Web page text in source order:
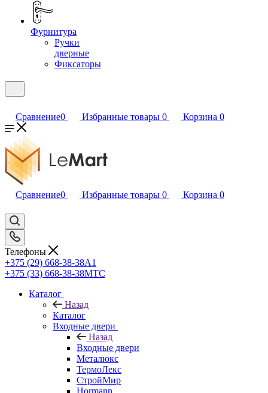
Фурнитура
Ручки
дверные
Фиксаторы
Сравнение0 Избранные товары 0 Корзина 0
Сравнение0 Избранные товары 0 Корзина 0
Телефоны
+375 (29) 668-38-38A1
+375 (33) 668-38-38МТС
Каталог
Назад
Каталог
Входные двери
Назад
Входные двери
Металюкс
ТермоЛекс
СтройМир
Hormann